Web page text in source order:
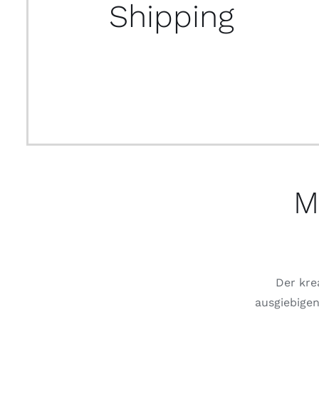
Shipping
Der